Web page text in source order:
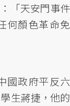
：「天安門事件
何顏色革命免
國政府平反六
生蔣捷，他的